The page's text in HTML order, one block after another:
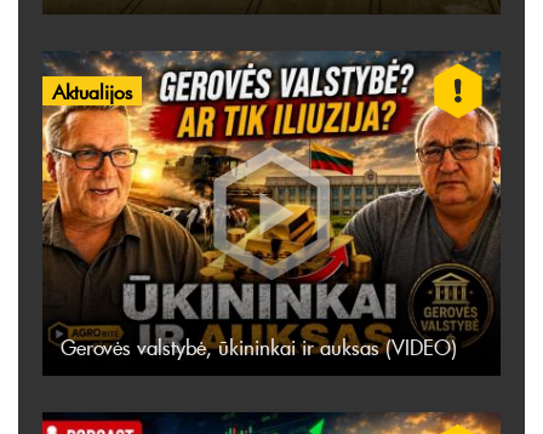
Aktualijos
Gerovės valstybė, ūkininkai ir auksas (VIDEO)